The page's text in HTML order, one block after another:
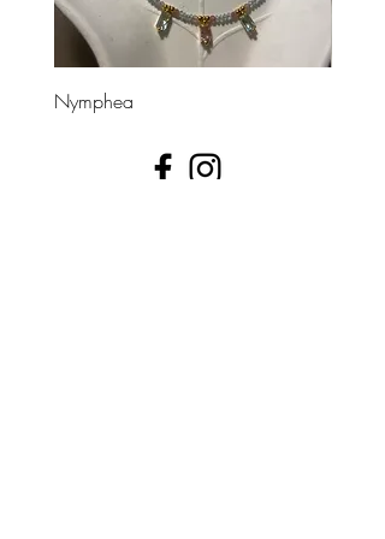
Nymphea